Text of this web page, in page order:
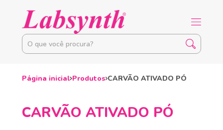
Página inicial Produtos CARVÃO ATIVADO PÓ
CARVÃO ATIVADO PÓ